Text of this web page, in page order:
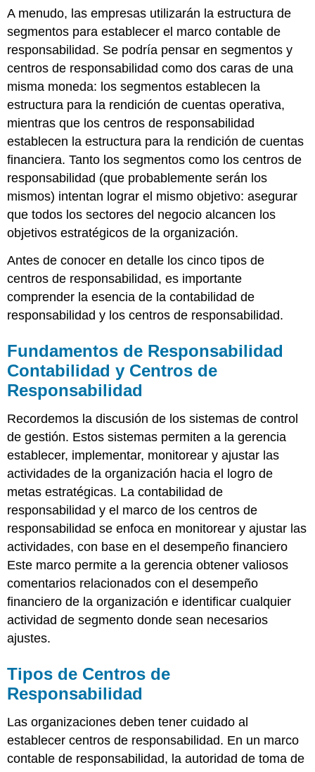
A menudo, las empresas utilizarán la estructura de
segmentos para establecer el marco contable de
responsabilidad. Se podría pensar en segmentos y
centros de responsabilidad como dos caras de una
misma moneda: los segmentos establecen la
estructura para la rendición de cuentas operativa,
mientras que los centros de responsabilidad
establecen la estructura para la rendición de cuentas
financiera. Tanto los segmentos como los centros de
responsabilidad (que probablemente serán los
mismos) intentan lograr el mismo objetivo: asegurar
que todos los sectores del negocio alcancen los
objetivos estratégicos de la organización.
Antes de conocer en detalle los cinco tipos de
centros de responsabilidad, es importante
comprender la esencia de la contabilidad de
responsabilidad y los centros de responsabilidad.
Fundamentos de Responsabilidad
Contabilidad y Centros de
Responsabilidad
Recordemos la discusión de los sistemas de control
de gestión. Estos sistemas permiten a la gerencia
establecer, implementar, monitorear y ajustar las
actividades de la organización hacia el logro de
metas estratégicas. La contabilidad de
responsabilidad y el marco de los centros de
responsabilidad se enfoca en monitorear y ajustar las
actividades, con base en el desempeño financiero
Este marco permite a la gerencia obtener valiosos
comentarios relacionados con el desempeño
financiero de la organización e identificar cualquier
actividad de segmento donde sean necesarios
ajustes.
Tipos de Centros de
Responsabilidad
Las organizaciones deben tener cuidado al
establecer centros de responsabilidad. En un marco
contable de responsabilidad, la autoridad de toma de